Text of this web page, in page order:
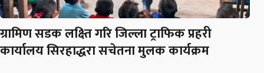
ग्रामिण सडक लक्ष्ति गरि जिल्ला ट्राफिक प्रहरी
कार्यालय सिरहाद्धरा सचेतना मुलक कार्यक्रम